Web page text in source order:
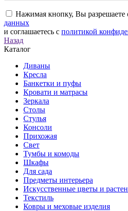
Нажимая кнопку, Вы разрешаете
данных
и соглашаетесь с политикой
Назад
Каталог
Диваны
Кресла
Банкетки и пуфы
Кровати и матрасы
Зеркала
Столы
Стулья
Консоли
Прихожая
Свет
Тумбы и комоды
Шкафы
Для сада
Предметы интерьера
Искусственные цветы и
Текстиль
Ковры и меховые изделия